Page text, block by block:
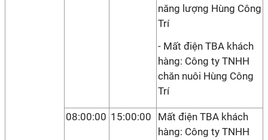
năng lượng Hùng Công
Trí
- Mất điện TBA khách
hàng: Công ty TNHH
chăn nuôi Hùng Công
Trí
08:00:00 15:00:00
Mất điện TBA khách
hàng: Công ty TNHH